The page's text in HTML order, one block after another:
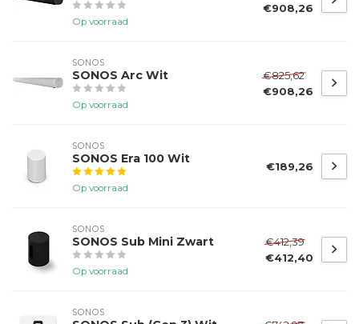
Op voorraad
€908,26
SONOS
SONOS Arc Wit
Op voorraad
€825,62
€908,26
SONOS
SONOS Era 100 Wit
Op voorraad
€189,26
SONOS
SONOS Sub Mini Zwart
Op voorraad
€412,39
€412,40
SONOS